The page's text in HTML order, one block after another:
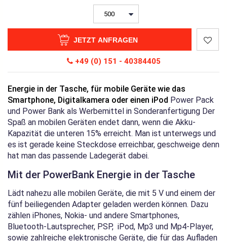
JETZT ANFRAGEN
+49 (0) 151 - 40384405
Energie in der Tasche, für mobile Geräte wie das
Smartphone, Digitalkamera oder einen iPod Power Pack
und Power Bank als Werbemittel in Sonderanfertigung Der
Spaß an mobilen Geräten endet dann, wenn die Akku-
Kapazität die unteren 15% erreicht. Man ist unterwegs und
es ist gerade keine Steckdose erreichbar, geschweige denn
hat man das passende Ladegerät dabei.
Mit der PowerBank Energie in der Tasche
Lädt nahezu alle mobilen Geräte, die mit 5 V und einem der
fünf beiliegenden Adapter geladen werden können. Dazu
zählen iPhones, Nokia- und andere Smartphones,
Bluetooth-Lautsprecher, PSP, iPod, Mp3 und Mp4-Player,
sowie zahlreiche elektronische Geräte, die für das Aufladen